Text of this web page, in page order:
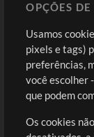
Comprar Créditos
Conteúdo Grátis
Solicite uma
Extras
OPÇÕES
Usamos
pixels e tags)
preferências,
você escolher
que podem
Os cookies